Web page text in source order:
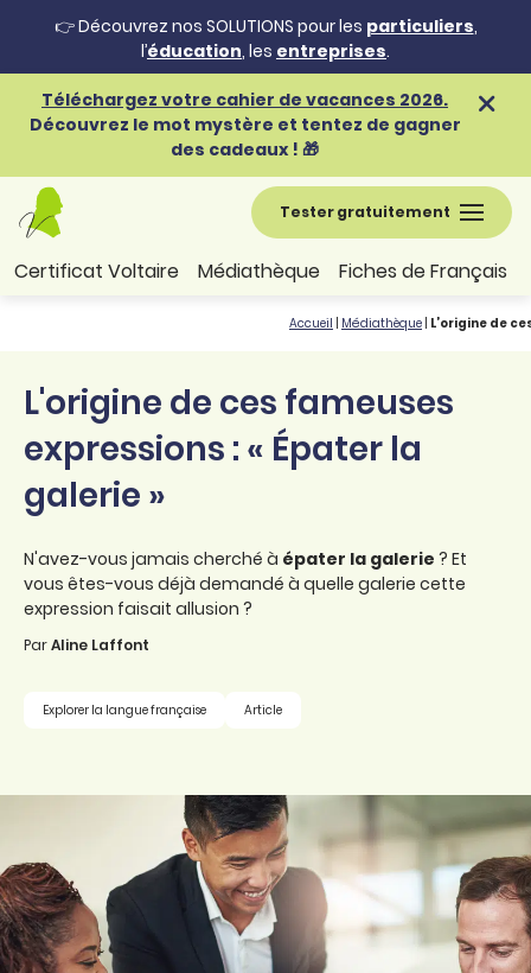
👉 Découvrez nos SOLUTIONS pour les particuliers,
l’éducation, les entreprises.
Téléchargez votre cahier de vacances 2026.
Découvrez le mot mystère et tentez de gagner
des cadeaux ! 🎁
Tester gratuitement
Certificat Voltaire Médiathèque Fiches de Français
Accueil Médiathèque L’origine de
L'origine de ces fameuses
expressions : « Épater la
galerie »
N'avez-vous jamais cherché à épater la galerie ? Et
vous êtes-vous déjà demandé à quelle galerie cette
expression faisait allusion ?
ParAline Laffont
Explorer la langue française Article